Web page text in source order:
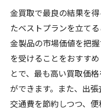
金買取で最良の結果を
たベストプランを立て
金製品の市場価値を把
を受けることをおすす
とで、最も高い買取価
ができます。また、出
交通費を節約しつつ、